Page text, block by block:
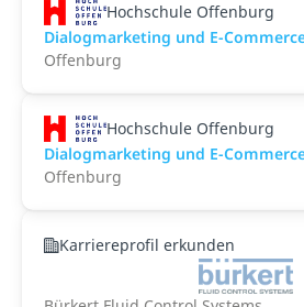
Hochschule Offenburg
Dialogmarketing und E-
Offenburg
Hochschule Offenburg
Dialogmarketing und E-
Offenburg
Karriereprofil erkunden